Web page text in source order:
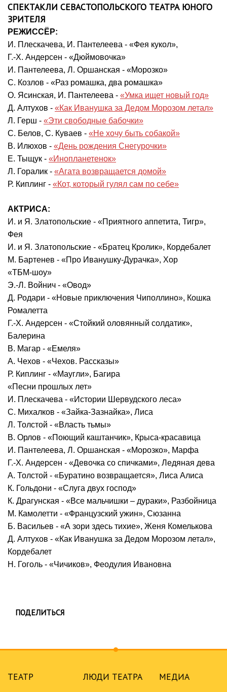
СПЕКТАКЛИ СЕВАСТОПОЛЬСКОГО ТЕАТРА ЮНОГО
ЗРИТЕЛЯ
РЕЖИССЁР:
И. Плескачева, И. Пантелеева - «Фея кукол»,
Г.-Х. Андерсен - «Дюймовочка»
И. Пантелеева, Л. Оршанская - «Морозко»
С. Козлов - «Раз ромашка, два ромашка»
О. Ясинская, И. Пантелеева - «Умка ищет новый год»
Д. Алтухов - «Как Иванушка за Дедом Морозом летал»
Л. Герш - «Эти свободные бабочки»
С. Белов, С. Куваев - «Не хочу быть собакой»
В. Илюхов - «День рождения Снегурочки»
Е. Тыщук - «Инопланетенок»
Л. Горалик - «Агата возвращается домой»
Р. Киплинг - «Кот, который гулял сам по себе»
АКТРИСА:
И. и Я. Златопольские - «Приятного аппетита, Тигр»,
Фея
И. и Я. Златопольские - «Братец Кролик», Кордебалет
М. Бартенев - «Про Иванушку-Дурачка», Хор
«ТБМ-шоу»
Э.-Л. Войнич - «Овод»
Д. Родари - «Новые приключения Чиполлино», Кошка
Ромалетта
Г.-Х. Андерсен - «Стойкий оловянный солдатик»,
Балерина
В. Магар - «Емеля»
А. Чехов - «Чехов. Рассказы»
Р. Киплинг - «Маугли», Багира
«Песни прошлых лет»
И. Плескачева - «Истории Шервудского леса»
С. Михалков - «Зайка-Зазнайка», Лиса
Л. Толстой - «Власть тьмы»
В. Орлов - «Поющий каштанчик», Крыса-красавица
И. Пантелеева, Л. Оршанская - «Морозко», Марфа
Г.-Х. Андерсен - «Девочка со спичками», Ледяная дева
А. Толстой - «Буратино возвращается», Лиса Алиса
К. Гольдони - «Слуга двух господ»
К. Драгунская - «Все мальчишки – дураки», Разбойница
М. Камолетти - «Французский ужин», Сюзанна
Б. Васильев - «А зори здесь тихие», Женя Комелькова
Д. Алтухов - «Как Иванушка за Дедом Морозом летал»,
Кордебалет
Н. Гоголь - «Чичиков», Феодулия Ивановна
ПОДЕЛИТЬСЯ
ТЕАТР ЛЮДИ ТЕАТРА МЕДИА